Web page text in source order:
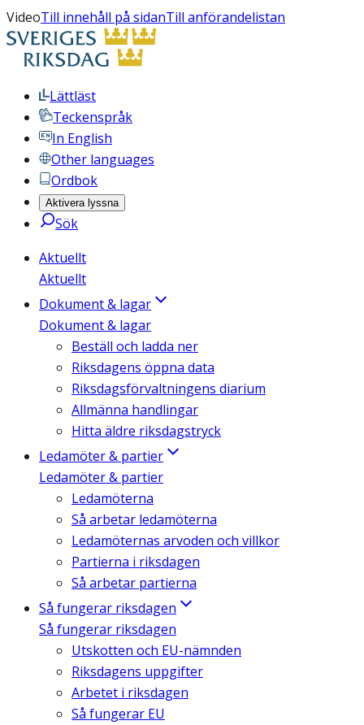
VideoTill innehåll på sidanTill anförandelistan
Lättläst
Teckenspråk
In English
Other languages
Ordbok
Aktivera lyssna
Sök
Aktuellt
Aktuellt
Dokument & lagar
Dokument & lagar
Beställ och ladda ner
Riksdagens öppna data
Riksdagsförvaltningens diarium
Allmänna handlingar
Hitta äldre riksdagstryck
Ledamöter & partier
Ledamöter & partier
Ledamöterna
Så arbetar ledamöterna
Ledamöternas arvoden och villkor
Partierna i riksdagen
Så arbetar partierna
Så fungerar riksdagen
Så fungerar riksdagen
Utskotten och EU-nämnden
Riksdagens uppgifter
Arbetet i riksdagen
Så fungerar EU